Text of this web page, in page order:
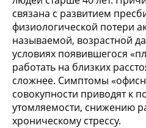
связана с развитием
физиологической потери
называемой, возрастной
условиях появившегося
работать на близких
сложнее. Симптомы
совокупности приводят к
утомляемости, снижению
хроническому стрессу.